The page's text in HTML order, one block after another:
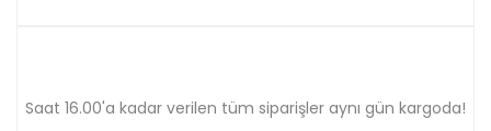
Saat 16.00'a kadar verilen tüm siparişler aynı gün kargoda!